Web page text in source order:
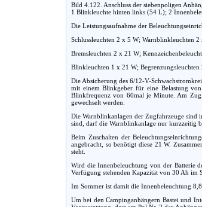
Bild 4.122. Anschluss der siebenpoligen
1 Blinkleuchte hinten links (54 L); 2
Die Leistungsaufnahme der
Schlussleuchten 2 x 5 W; Warnblinkleuchten 2
Bremsleuchten 2 x 21 W;
Blinkleuchten 1 x 21 W; Begrenzungsleuchten
Die Absicherung des 6/12-V-
mit einem Blinkgeber für eine Belastung
Blinkfrequenz von 60mal je Minute. Am
gewechselt werden.
Die Warnblinkanlagen der Zugfahrzeuge sind
sind, darf die Warnblinkanlage nur kurzzeitig
Beim Zuschalten der
angebracht, so benötigt diese 21 W.
steht.
Wird die Innenbeleuchtung von der Batterie
Verfügung stehenden Kapazität von 30 Ah im
Im Sommer ist damit die Innenbeleuchtung
Um bei den Campinganhängern Bastei und